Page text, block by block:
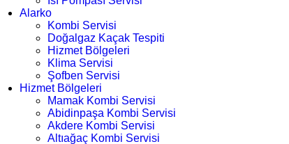
Alarko
Kombi Servisi
Doğalgaz Kaçak Tespiti
Hizmet Bölgeleri
Klima Servisi
Şofben Servisi
Hizmet Bölgeleri
Mamak Kombi Servisi
Abidinpaşa Kombi Servisi
Akdere Kombi Servisi
Altıağaç Kombi Servisi